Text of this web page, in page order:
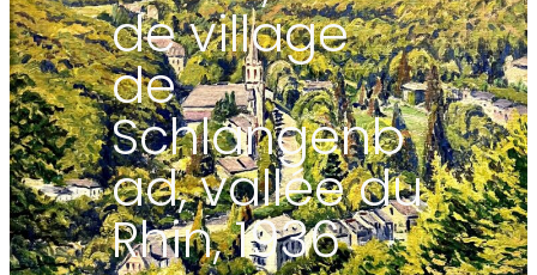
de village
de
Schlangenb
ad, vallée du
Rhin, 1936